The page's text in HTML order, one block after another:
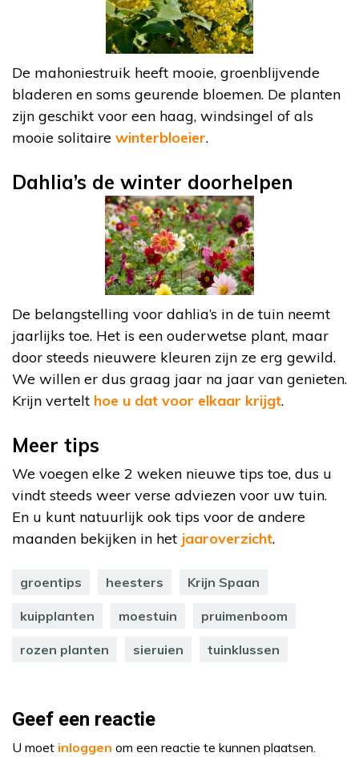
De mahoniestruik heeft mooie, groenblijvende
bladeren en soms geurende bloemen. De planten
zijn geschikt voor een haag, windsingel of als
mooie solitaire winterbloeier.
Dahlia’s de winter doorhelpen
De belangstelling voor dahlia’s in de tuin neemt
jaarlijks toe. Het is een ouderwetse plant, maar
door steeds nieuwere kleuren zijn ze erg gewild.
We willen er dus graag jaar na jaar van genieten.
Krijn vertelt hoe u dat voor elkaar krijgt.
Meer tips
We voegen elke 2 weken nieuwe tips toe, dus u
vindt steeds weer verse adviezen voor uw tuin.
En u kunt natuurlijk ook tips voor de andere
maanden bekijken in het jaaroverzicht.
groentips heesters Krijn Spaan
kuipplanten moestuin pruimenboom
rozen planten sieruien tuinklussen
Geef een reactie
U moet inloggen om een reactie te kunnen plaatsen.